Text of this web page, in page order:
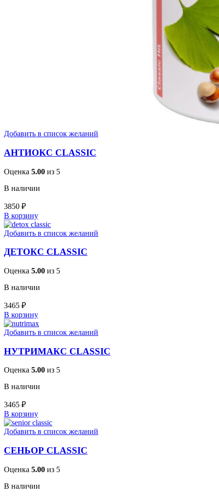
Добавить в список желаний
АНТИОКС CLASSIC
Оценка 5.00 из 5
В наличии
3850 ₽
В корзину
Добавить в список желаний
ДЕТОКС CLASSIC
Оценка 5.00 из 5
В наличии
3465 ₽
В корзину
Добавить в список желаний
НУТРИМАКС CLASSIC
Оценка 5.00 из 5
В наличии
3465 ₽
В корзину
Добавить в список желаний
СЕНЬОР CLASSIC
Оценка 5.00 из 5
В наличии